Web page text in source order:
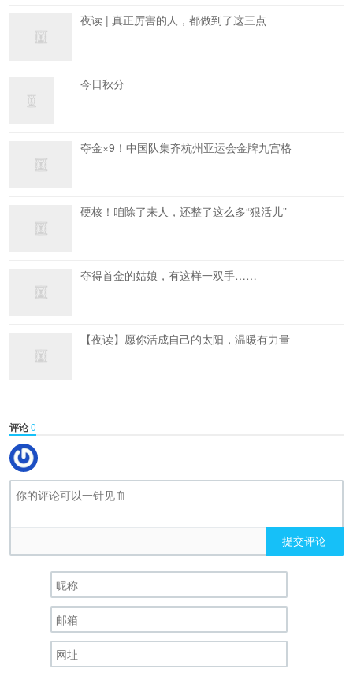
夜读 | 真正厉害的人，都做到了这三点
今日秋分
夺金×9！中国队集齐杭州亚运会金牌九宫格
硬核！咱除了来人，还整了这么多“狠活儿”
夺得首金的姑娘，有这样一双手……
【夜读】愿你活成自己的太阳，温暖有力量
评论0
提交评论